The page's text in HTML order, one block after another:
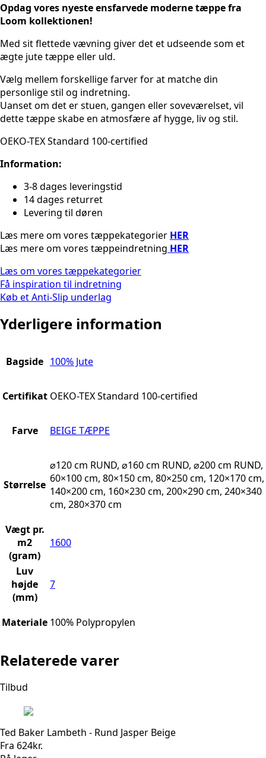
Opdag vores nyeste ensfarvede moderne tæppe fra
Loom kollektionen!
Med sit flettede vævning giver det et udseende som et
ægte jute tæppe eller uld.
Vælg mellem forskellige farver for at matche din
personlige stil og indretning.
Uanset om det er stuen, gangen eller soveværelset, vil
dette tæppe skabe en atmosfære af hygge, liv og stil.
OEKO-TEX Standard 100-certified
Information:
3-8 dages leveringstid
14 dages returret
Levering til døren
Læs mere om vores tæppekategorier HER
Læs mere om vores tæppeindretning HER
Læs om vores tæppekategorier
Få inspiration til indretning
Køb et Anti-Slip underlag
Yderligere information
Bagside 100% Jute
Certifikat OEKO-TEX Standard 100-certified
Farve BEIGE TÆPPE
Størrelse
⌀120 cm RUND, ⌀160 cm RUND, ⌀200 cm RUND,
60×100 cm, 80×150 cm, 80×250 cm, 120×170 cm,
140×200 cm, 160×230 cm, 200×290 cm, 240×340
cm, 280×370 cm
Vægt pr.
m2
(gram)
1600
Luv
højde
(mm)
7
Materiale 100% Polypropylen
Relaterede varer
Tilbud
Ted Baker Lambeth - Rund Jasper Beige
Fra 624kr.